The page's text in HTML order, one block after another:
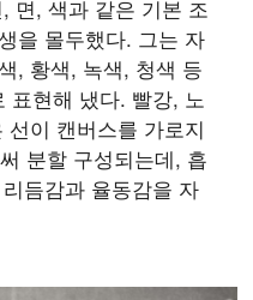
면, 색과 같은 기본 조
을 몰두했다. 그는 자
, 황색, 녹색, 청색 등
표현해 냈다. 빨강, 노
이 캔버스를 가로지
분할 구성되는데, 흡
듬감과 율동감을 자